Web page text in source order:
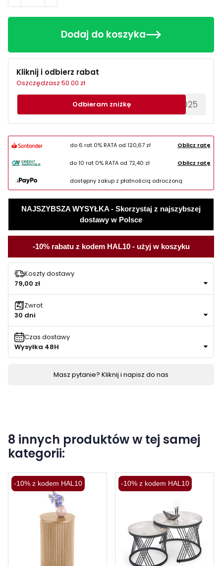
Dodaj do koszyka
Kliknij i odbierz rabat
Oszczędzasz 50.00 zł
********EWS2025
Odbieram zniżkę
do 6 rat 0% RATA od 120,67 zł Oblicz ratę
do 10 rat 0% RATA od 72,40 zł Oblicz ratę
dostępny zakup z płatnością odroczoną
NAJSZYBSZA WYSYŁKA - Skorzystaj z najszybszej
dostawy w Polsce
-10% rabatu z kodem HAL10 - użyj w koszyku
Koszty dostawy
79,00 zł
Zwrot
30 dni
Czas dostawy
Wysyłka 48H
Masz pytanie? Kliknij i napisz do nas
8 innych produktów w tej samej
kategorii:
-10% z kodem HAL10 -10% z kodem HAL10